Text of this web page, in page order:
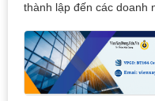
thành lập đến các doanh